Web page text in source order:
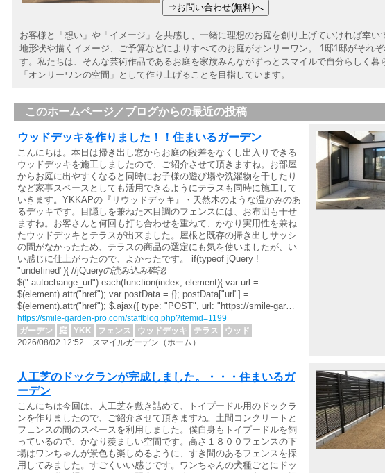
お客様と「想い」や「イメージ」を共感し、一緒に理想のお庭を創り上げていければ幸い
地形状や描くイメージ、ご予算などによりすべてのお庭がオンリーワン。 1邸1邸がそれ
す。私たちは、そんな芸術作品であるお庭を家族みんながずっとスマイルで自分らしく暮
「オンリーワンの空間」として作り上げることを目指しています。
このホームページ／ブログからの最近の投稿
ウッドデッキを作りました！！住まいるガーデン
こんにちは。本日は掃き出し窓からお庭の段差をなくし出入りできる
ウッドデッキを施工しましたので、ご紹介させて頂きますね。お部屋
からお庭に出やすくなると同時にお子様の遊び場や洗濯物を干したり
など家事スペースとしても活用できるようにテラスも同時に施工して
いきます。YKKAPの『リウッドデッキ』・天然木のような温かみのあ
るデッキです。目隠しを兼ねた木目調のフェンスには、お布団も干せ
ますね。お客さんと何回も打ち合わせを重ねて、かなり実用性を兼ね
たウッドデッキとテラスが出来ました。屋根と既存の掃き出しサッシ
の間がなかったため、テラスの商品の選定にも気を使いましたが、い
い感じに仕上がったので、よかったです。 if(typeof jQuery !=
"undefined"){ //jQueryの読み込み確認
$(".autochange_url").each(function(index, element){ var url =
$(element).attr("href"); var postData = {}; postData["url"] =
$(element).attr("href"); $.ajax({ type: "POST", url: "https://smile-gar…
https://smile-garden-pro.com/staffblog.php?itemid=1199
ガーデン
庭 YKK フェンス ウッドデッキ テラス
ウッド
2026/08/02 12:52 スマイルガーデン（ホーム）
人工芝のドックランが完成しました。・・・住まいるガ
ーデン
こんにちは今回は、人工芝を敷き詰めて、トイプードル用のドックラ
ンを作りましたので、ご紹介させて頂きますね。土間コンクリートと
フェンスの間のスペースを利用しました。僕自身もトイプードルを飼
っているので、かなり羨ましい空間です。高さ１８００フェンスの下
場はワンちゃんが景色も楽しめるように、すき間のあるフェンスを採
用してみました。すごくいい感じです。ワンちゃんの犬種ごとにドッ